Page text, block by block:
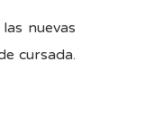
nuevas
cursada.